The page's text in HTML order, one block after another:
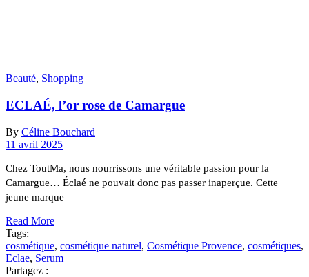
Beauté, Shopping
ECLAÉ, l’or rose de Camargue
By Céline Bouchard
11 avril 2025
Chez ToutMa, nous nourrissons une véritable passion pour la
Camargue… Éclaé ne pouvait donc pas passer inaperçue. Cette
jeune marque
Read More
Tags:
cosmétique, cosmétique naturel, Cosmétique Provence, cosmétiques,
Eclae, Serum
Partagez :